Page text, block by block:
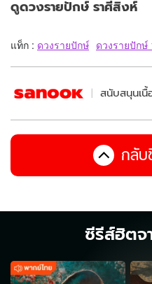
ดูดวงรายปักษ์ ราศีสิงห์
แท็ก : ดวงรายปักษ์ ดวงรายปักษ์
สนับสนุนเนื้
กลับ
ซีรีส์ฮิตจ